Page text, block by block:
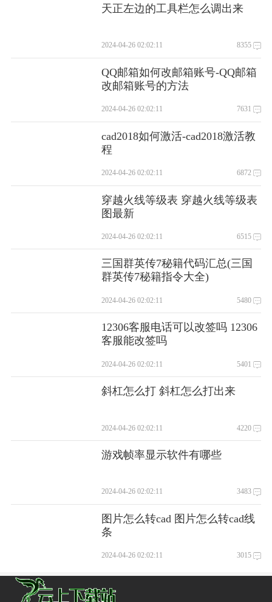
天正左边的工具栏怎么调出来
2024-04-26 02:02:11 8355
QQ邮箱如何改邮箱账号-QQ邮箱
改邮箱账号的方法
2024-04-26 02:02:11 7631
cad2018如何激活-cad2018激活教
程
2024-04-26 02:02:11 6872
穿越火线等级表 穿越火线等级表
图最新
2024-04-26 02:02:11 6515
三国群英传7秘籍代码汇总(三国
群英传7秘籍指令大全)
2024-04-26 02:02:11 5480
12306客服电话可以改签吗 12306
客服能改签吗
2024-04-26 02:02:11 5401
斜杠怎么打 斜杠怎么打出来
2024-04-26 02:02:11 4220
游戏帧率显示软件有哪些
2024-04-26 02:02:11 3483
图片怎么转cad 图片怎么转cad线
条
2024-04-26 02:02:11 3015